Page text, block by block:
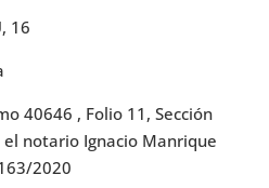
16
40646 , Folio 11, Sección
notario Ignacio Manrique
2020